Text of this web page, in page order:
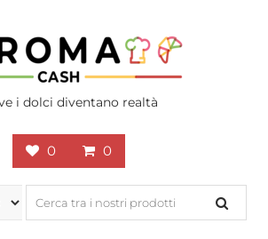
i dolci diventano realtà
0 0